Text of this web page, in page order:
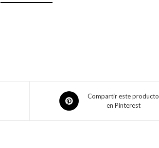
Compartir este producto
en Pinterest